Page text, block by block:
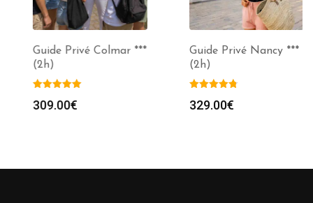
Guide Privé Colmar ***
(2h)
309.00€
Guide Privé Nancy ***
(2h)
329.00€